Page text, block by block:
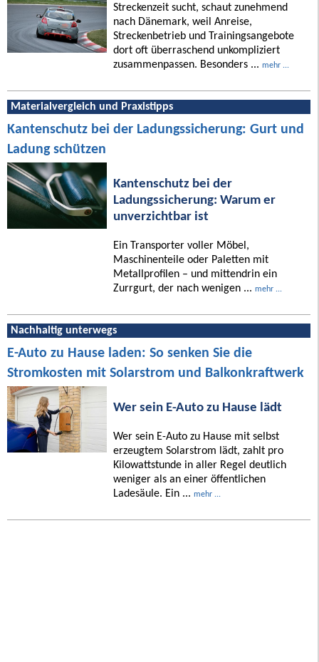
Streckenzeit sucht, schaut zunehmend
nach Dänemark, weil Anreise,
Streckenbetrieb und Trainingsangebote
dort oft überraschend unkompliziert
zusammenpassen. Besonders ... mehr ...
Materialvergleich und Praxistipps
Kantenschutz bei der Ladungssicherung: Gurt und
Ladung schützen
Kantenschutz bei der
Ladungssicherung: Warum er
unverzichtbar ist
Ein Transporter voller Möbel,
Maschinenteile oder Paletten mit
Metallprofilen – und mittendrin ein
Zurrgurt, der nach wenigen ... mehr ...
Nachhaltig unterwegs
E-Auto zu Hause laden: So senken Sie die
Stromkosten mit Solarstrom und Balkonkraftwerk
Wer sein E-Auto zu Hause lädt
Wer sein E-Auto zu Hause mit selbst
erzeugtem Solarstrom lädt, zahlt pro
Kilowattstunde in aller Regel deutlich
weniger als an einer öffentlichen
Ladesäule. Ein ... mehr ...